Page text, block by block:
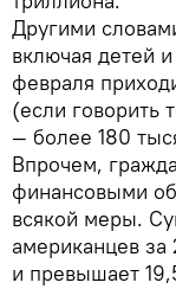
Другими
включая детей
февраля
(если говорить
— более 180
Впрочем,
финансовыми
всякой меры.
американцев за
и превышает